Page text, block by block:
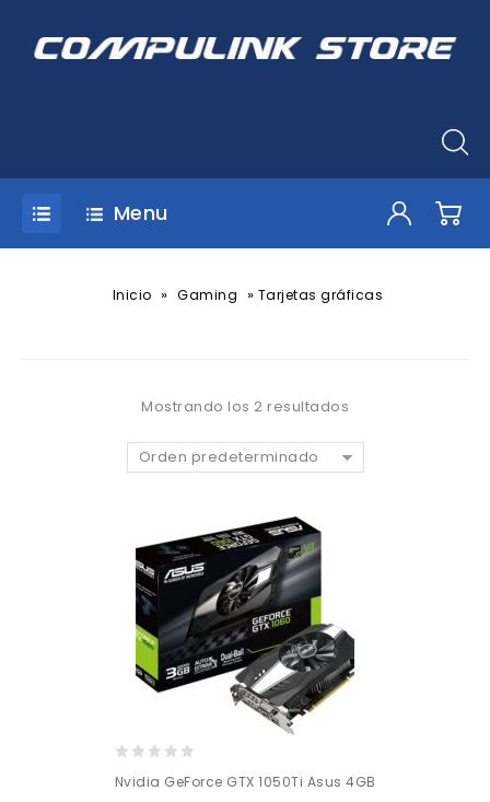
Menu
Inicio » Gaming » Tarjetas gráficas
Mostrando los 2 resultados
Orden predeterminado
out
Nvidia GeForce GTX 1050Ti Asus 4GB